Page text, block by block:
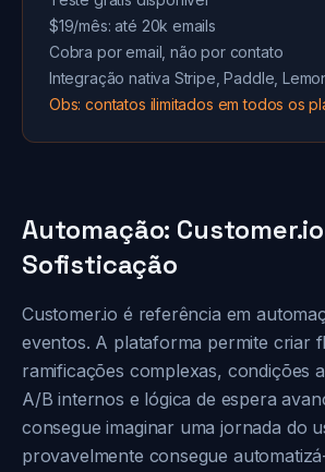
$19/mês: até 20k emails
Cobra por email, não por contato
Integração nativa Stripe, Paddle,
Obs: contatos ilimitados em todos os
Automação:
Sofisticação
Customer.io é referência em
eventos. A plataforma permite criar
ramificações complexas, condições
A/B internos e lógica de espera
consegue imaginar uma jornada do
provavelmente consegue